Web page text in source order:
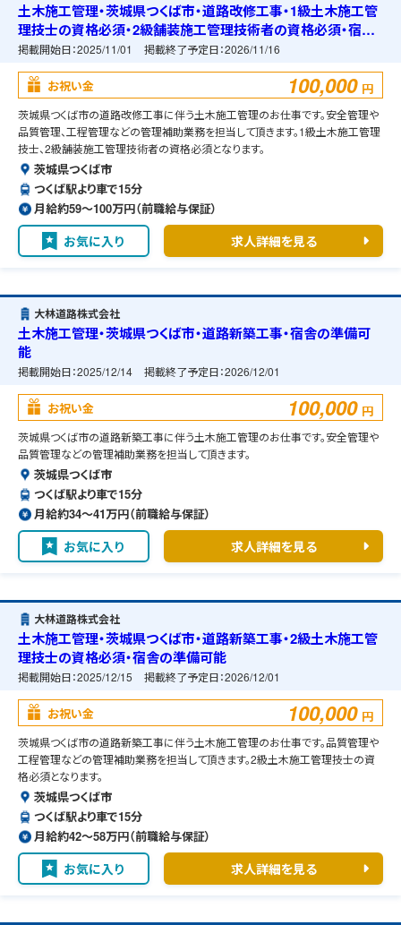
土木施工管理・茨城県つくば市・道路改修工事・1級土木施工管
理技士の資格必須・2級舗装施工管理技術者の資格必須・宿舎
の準備可能
掲載開始日：2025/11/01 掲載終了予定日：2026/11/16
お祝い金 100,000 円
茨城県つくば市の道路改修工事に伴う土木施工管理のお仕事です。安全管理や
品質管理、工程管理などの管理補助業務を担当して頂きます。1級土木施工管理
技士、2級舗装施工管理技術者の資格必須となります。
茨城県つくば市
つくば駅より車で15分
月給約59〜100万円（前職給与保証）
お気に入り 求人詳細を見る
大林道路株式会社
土木施工管理・茨城県つくば市・道路新築工事・宿舎の準備可
能
掲載開始日：2025/12/14 掲載終了予定日：2026/12/01
お祝い金 100,000 円
茨城県つくば市の道路新築工事に伴う土木施工管理のお仕事です。安全管理や
品質管理などの管理補助業務を担当して頂きます。
茨城県つくば市
つくば駅より車で15分
月給約34〜41万円（前職給与保証）
お気に入り 求人詳細を見る
大林道路株式会社
土木施工管理・茨城県つくば市・道路新築工事・2級土木施工管
理技士の資格必須・宿舎の準備可能
掲載開始日：2025/12/15 掲載終了予定日：2026/12/01
お祝い金 100,000 円
茨城県つくば市の道路新築工事に伴う土木施工管理のお仕事です。品質管理や
工程管理などの管理補助業務を担当して頂きます。2級土木施工管理技士の資
格必須となります。
茨城県つくば市
つくば駅より車で15分
月給約42〜58万円（前職給与保証）
お気に入り 求人詳細を見る